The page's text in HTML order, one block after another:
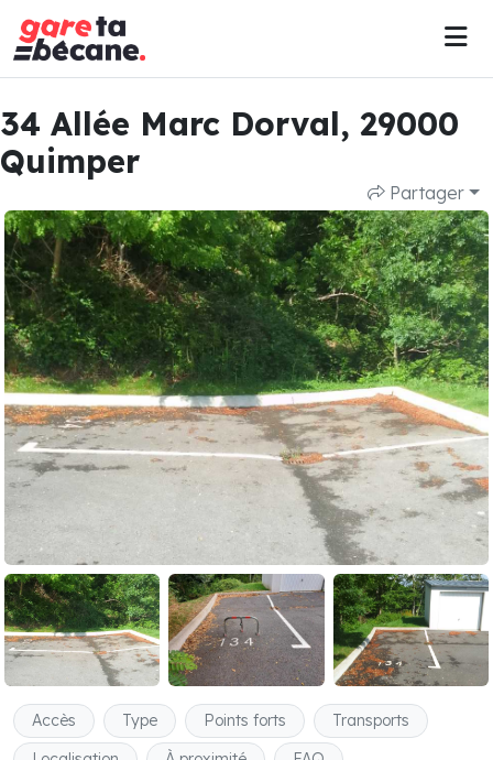
34 Allée Marc Dorval, 29000
Quimper
Partager
Accès Type Points forts
Transports